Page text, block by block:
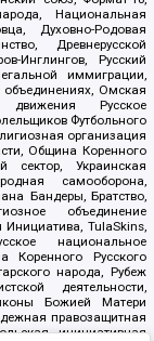
Национальная
Духовно-Родовая
Древнерусской
Инглингов, Русский
иммиграции,
объединениях, Омская
движения Русское
Футбольного
организация
Община Коренного
сектор, Украинская
самооборона,
Бандеры, Братство,
объединение
TulaSkins,
национальное
Коренного Русского
народа, Рубеж
деятельности,
Божией Матери
правозащитная
инициативная